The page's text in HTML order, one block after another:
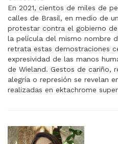
En 2021, cientos de miles de
calles de Brasil, en medio de
protestar contra el gobierno
la película del mismo nombre
retrata estas demostraciones
expresividad de las manos
de Wieland. Gestos de cariño,
alegría o represión se revelan
realizadas en ektachrome